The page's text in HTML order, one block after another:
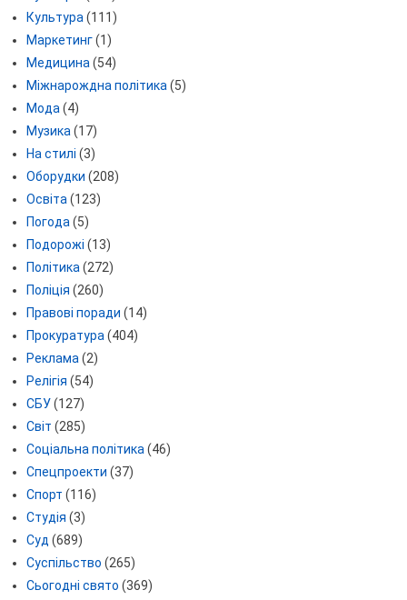
Культура(111)
Маркетинг(1)
Медицина(54)
Міжнарождна політика(5)
Мода(4)
Музика(17)
На стилі (3)
Оборудки (208)
Освіта(123)
Погода(5)
Подорожі (13)
Політика(272)
Поліція (260)
Правові поради (14)
Прокуратура(404)
Реклама(2)
Релігія (54)
СБУ(127)
Світ (285)
Соціальна політика(46)
Спецпроекти (37)
Спорт (116)
Студія (3)
Суд (689)
Суспільство (265)
Сьогодні свято (369)